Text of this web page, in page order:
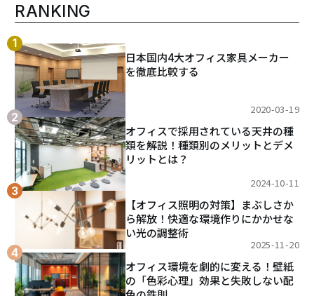
RANKING
日本国内4大オフィス家具メーカー
を徹底比較する
2020-03-19
オフィスで採用されている天井の種
類を解説！種類別のメリットとデメ
リットとは？
2024-10-11
【オフィス照明の対策】まぶしさか
ら解放！快適な環境作りにかかせな
い光の調整術
2025-11-20
オフィス環境を劇的に変える！壁紙
の「色彩心理」効果と失敗しない配